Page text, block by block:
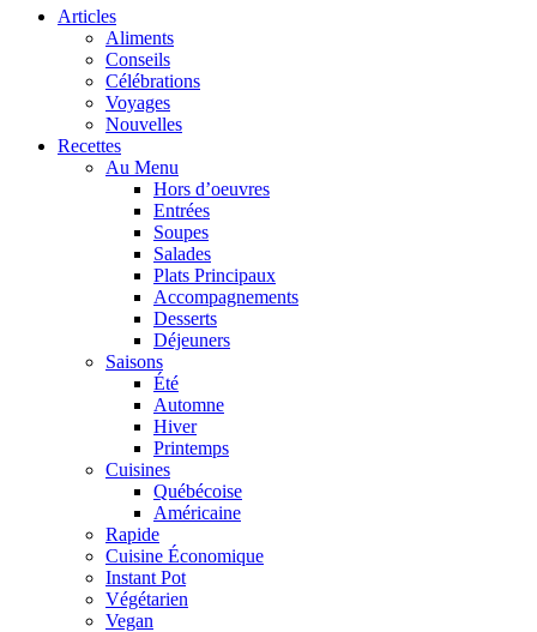
Articles
Aliments
Conseils
Célébrations
Voyages
Nouvelles
Recettes
Au Menu
Hors d’oeuvres
Entrées
Soupes
Salades
Plats Principaux
Accompagnements
Desserts
Déjeuners
Saisons
Été
Automne
Hiver
Printemps
Cuisines
Québécoise
Américaine
Rapide
Cuisine Économique
Instant Pot
Végétarien
Vegan